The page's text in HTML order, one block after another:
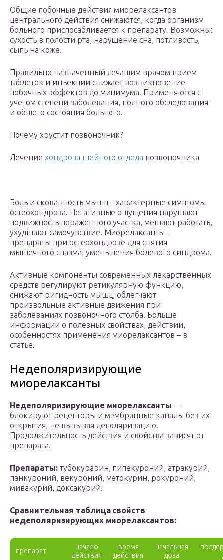
Общие побочные действия миорелаксантов
центрального действия снижаются, когда организм
больного приспосабливается к препарату. Возможны:
сухость в полости рта, нарушение сна, потливость,
сыпь на коже.
Правильно назначенный лечащим врачом прием
таблеток и инъекции снижает возникновение
побочных эффектов до минимума. Применяются с
учетом степени заболевания, полного обследования
и общего состояния больного.
Почему хрустит позвоночник?
Лечение хондроза шейного отдела позвоночника
Боль и скованность мышц – характерные симптомы
остеохондроза. Негативные ощущения нарушают
подвижность поражённого участка, мешают работать,
ухудшают самочувствие. Миорелаксанты –
препараты при остеохондрозе для снятия
мышечного спазма, уменьшения болевого синдрома.
Активные компоненты современных лекарственных
средств регулируют ретикулярную функцию,
снижают ригидность мышц, облегчают
произвольные активные движения при
заболеваниях позвоночного столба. Больше
информации о полезных свойствах, действии,
особенностях применения миорелаксантов – в
статье.
Недеполяризирующие
миорелаксанты
Недеполяризирующие миорелаксанты —
блокируют рецепторы и мембранные каналы без их
открытия, не вызывая деполяризацию.
Продолжительность действия и свойства зависят от
препарата.
Препараты: тубокурарин, пипекуроний, атракурий,
панкуроний, векуроний, метокурин, рокуроний,
мивакурий, доксакурий.
Сравнительная таблица свойств
недеполяризирующих миорелаксантов:
препарат
начало
действия
время
действия
начальная
доза